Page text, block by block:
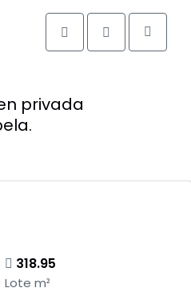
privada
318.95
Lote m²